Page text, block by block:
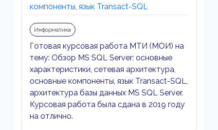
компоненты, язык Transact-SQL
Информатика
Готовая курсовая работа МТИ (МОИ) на
тему: Обзор MS SQL Server: основные
характеристики, сетевая архитектура,
основные компоненты, язык Transact-SQL,
архитектура базы данных MS SQL Server.
Курсовая работа была сдана в 2019 году
на отлично.